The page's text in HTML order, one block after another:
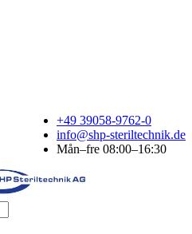
+49 39058-9762-0
info@shp-steriltechnik.de
Mån–fre 08:00–16:30